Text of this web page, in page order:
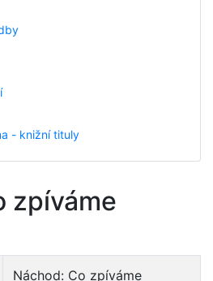
- knižní tituly
zpíváme
Náchod: Co zpíváme